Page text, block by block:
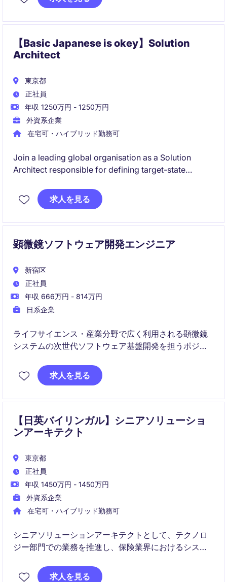
適化、システム連携強化、長期的な拡張性を見据えた
【Basic Japanese is okey】Solution
Architect
東京都
正社員
年収 1250万円 - 1250万円
外資系企業
在宅可・ハイブリッド勤務可
Join a leading global organisation as a Solution
Architect responsible for defining target-state
roadmaps. This role goes beyond technical design,
requiring close partnership with business
求人を見る
顕微鏡ソフトウェア開発エンジニア
新宿区
正社員
年収 666万円 - 814万円
日系企業
ライフサイエンス・産業分野で広く利用される顕微鏡
システムの次世代ソフトウェア基盤開発を担うポジシ
ルなスクラムチームで、既存資産のモダナイゼーショ
ンと新たな共通プラットフォーム構築に携わります。
求人を見る
【日英バイリンガル】シニアソリューショ
ンアーキテクト
東京都
正社員
年収 1450万円 - 1450万円
外資系企業
在宅可・ハイブリッド勤務可
シニアソリューションアーキテクトとして、テクノロ
ジー部門での業務を推進し、保険業界におけるシステ
的なプロジェクトにおいて重要な役割を果たします。
求人を見る